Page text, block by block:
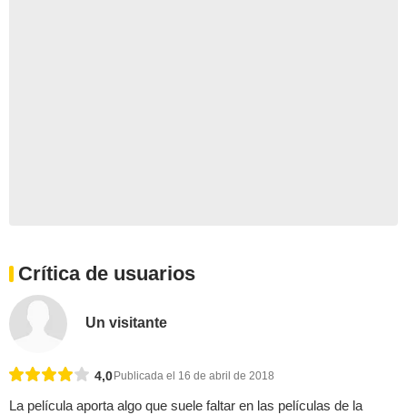
Crítica de usuarios
Un visitante
4,0 Publicada el 16 de abril de 2018
La película aporta algo que suele faltar en las películas de la